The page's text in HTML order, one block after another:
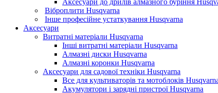
Аксесуари до дрилів алмазного буріння
Віброплити Husqvarna
Інше професійне устаткування Husqvarna
Аксесуари
Витратні матеріали Husqvarna
Інші витратні матеріали Husqvarna
Алмазні диски Husqvarna
Алмазні коронки Husqvarna
Аксесуари для садової техніки Husqvarna
Все для культиваторів та мотоблоків
Акумулятори і зарядні пристрої Husqvarna